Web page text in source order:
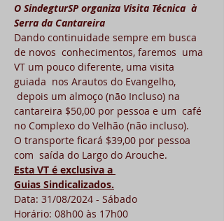
O SindegturSP organiza Visita Técnica  à
Serra da Cantareira
Dando continuidade sempre em busca
de novos  conhecimentos, faremos  uma
VT um pouco diferente, uma visita
guiada  nos Arautos do Evangelho,
depois um almoço (não Incluso) na
cantareira $50,00 por pessoa e um  café
no Complexo do Velhão (não incluso).
O transporte ficará $39,00 por pessoa
com  saída do Largo do Arouche.
Esta VT é exclusiva a
Guias Sindicalizados.
Data: 31/08/2024 - Sábado
Horário: 08h00 às 17h00